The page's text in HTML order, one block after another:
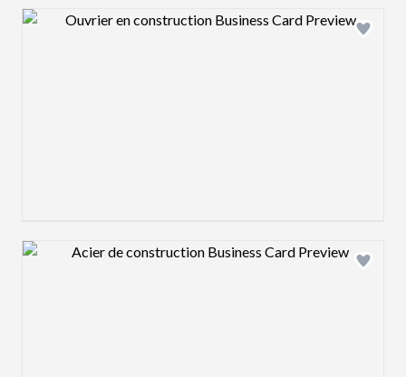
Design preview image
Design preview image